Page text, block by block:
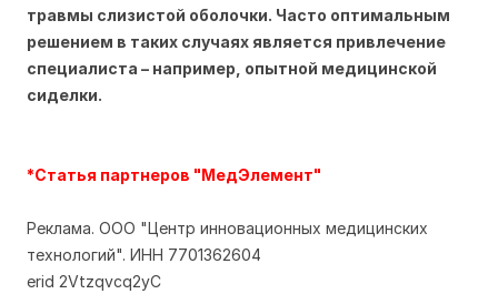
травмы слизистой оболочки. Часто оптимальным
решением в таких случаях является привлечение
специалиста – например, опытной медицинской
сиделки.
*Статья партнеров "МедЭлемент"
Реклама. ООО "Центр инновационных медицинских
технологий". ИНН 7701362604
erid 2Vtzqvcq2yC